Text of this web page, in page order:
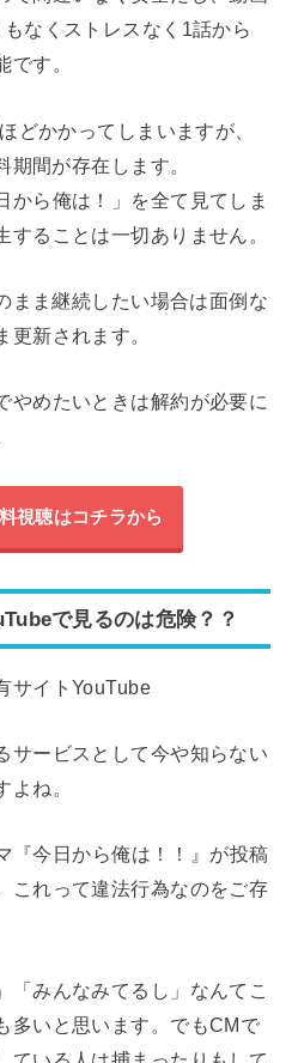
なくストレスなく1話から
す。
どかかってしまいますが、
間が存在します。
から俺は！」を全て見てしま
ることは一切ありません。
まま継続したい場合は面倒な
新されます。
やめたいときは解約が必要に
視聴はコチラから
で見るのは危険？？
サイトYouTube
サービスとして今や知らない
よね。
『今日から俺は！！』が投稿
これって違法行為なのをご存
「みんなみてるし」なんてこ
多いと思います。でもCMで